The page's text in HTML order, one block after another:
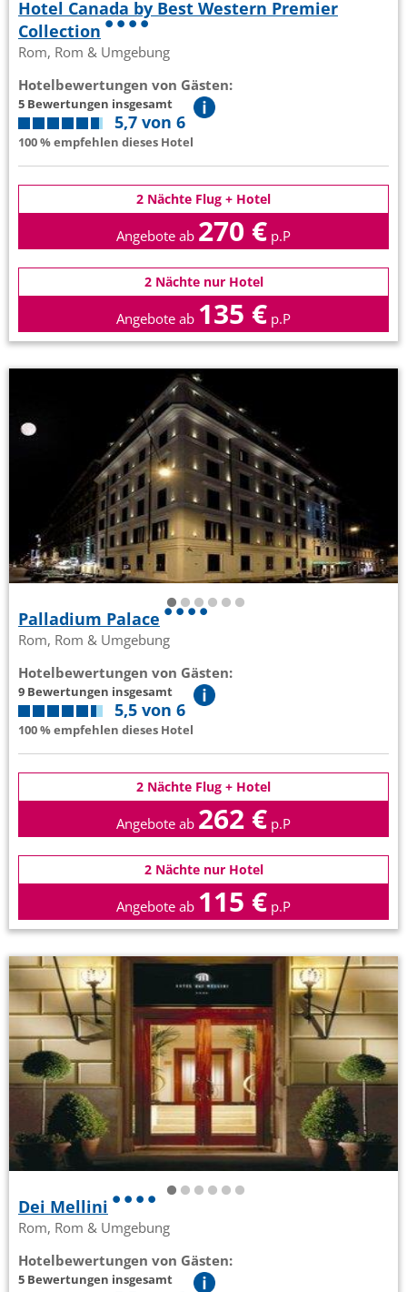
Hotel Canada by Best Western Premier
Collection
Rom, Rom & Umgebung
Hotelbewertungen von Gästen:
5 Bewertungen insgesamt
5,7 von 6
100 % empfehlen dieses Hotel
2 Nächte Flug + Hotel
Angebote ab 270 € p.P
2 Nächte nur Hotel
Angebote ab 135 € p.P
Palladium Palace
Rom, Rom & Umgebung
Hotelbewertungen von Gästen:
9 Bewertungen insgesamt
5,5 von 6
100 % empfehlen dieses Hotel
2 Nächte Flug + Hotel
Angebote ab 262 € p.P
2 Nächte nur Hotel
Angebote ab 115 € p.P
Dei Mellini
Rom, Rom & Umgebung
Hotelbewertungen von Gästen:
5 Bewertungen insgesamt